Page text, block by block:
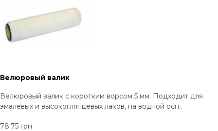
Велюровый валик
Велюровый валик с коротким ворсом 5 мм. Подходит для
эмалевых и высокоглянцевых лаков, на водной осн..
78.75 грн